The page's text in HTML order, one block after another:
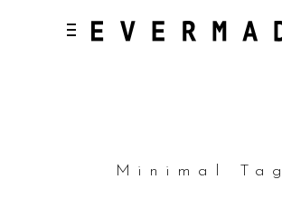
Minimal Tag